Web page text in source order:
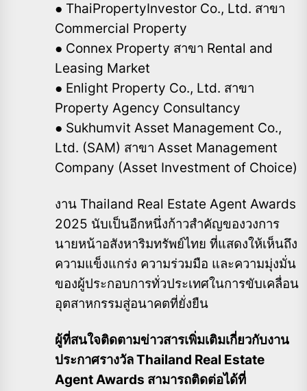
● ThaiPropertyInvestor Co., Ltd. สาขา
Commercial Property
● Connex Property สาขา Rental and
Leasing Market
● Enlight Property Co., Ltd. สาขา
Property Agency Consultancy
● Sukhumvit Asset Management Co.,
Ltd. (SAM) สาขา Asset Management
Company (Asset Investment of Choice)
งาน Thailand Real Estate Agent Awards
2025 นับเป็นอีกหนึ่งก้าวสำคัญของวงการ
นายหน้าอสังหาริมทรัพย์ไทย ที่แสดงให้เห็นถึง
ความแข็งแกร่ง ความร่วมมือ และความมุ่งมั่น
ของผู้ประกอบการทั่วประเทศในการขับเคลื่อน
อุตสาหกรรมสู่อนาคตที่ยั่งยืน
ผู้ที่สนใจติดตามข่าวสารเพิ่มเติมเกี่ยวกับงาน
ประกาศรางวัล Thailand Real Estate
Agent Awards สามารถติดต่อได้ที่